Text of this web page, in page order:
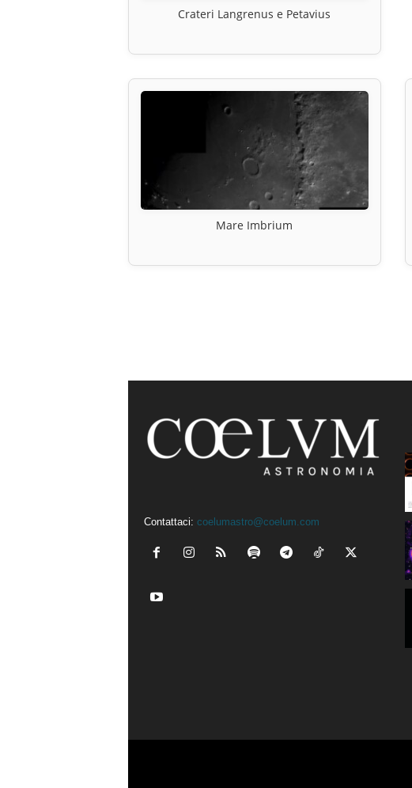
Crateri Langrenus e Petavius
Mare Imbrium
Contattaci: coelumastro@coelum.com